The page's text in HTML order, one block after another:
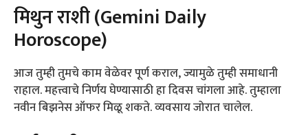
मिथुन राशी (Gemini Daily
Horoscope)
आज तुम्ही तुमचे काम वेळेवर पूर्ण कराल, ज्यामुळे तुम्ही समाधानी
राहाल. महत्त्वाचे निर्णय घेण्यासाठी हा दिवस चांगला आहे. तुम्हाला
नवीन बिझनेस ऑफर मिळू शकते. व्यवसाय जोरात चालेल.